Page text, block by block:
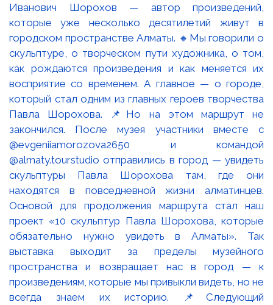
Иванович Шорохов — автор произведений,
которые уже несколько десятилетий живут в
городском пространстве Алматы. 🔸Мы говорили о
скульптуре, о творческом пути художника, о том,
как рождаются произведения и как меняется их
восприятие со временем. А главное — о городе,
который стал одним из главных героев творчества
Павла Шорохова. 📌Но на этом маршрут не
закончился. После музея участники вместе с
@evgeniiamorozova2650 и командой
@almaty.tourstudio отправились в город — увидеть
скульптуры Павла Шорохова там, где они
находятся в повседневной жизни алматинцев.
Основой для продолжения маршрута стал наш
проект «10 скульптур Павла Шорохова, которые
обязательно нужно увидеть в Алматы». Так
выставка выходит за пределы музейного
пространства и возвращает нас в город — к
произведениям, которые мы привыкли видеть, но не
всегда знаем их историю. 📌Следующий